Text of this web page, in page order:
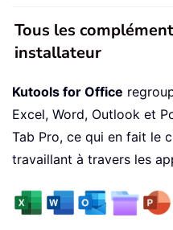
Tous les
installateur
Kutools for Office
Excel, Word, Outlook et
Tab Pro, ce qui en fait le
travaillant à travers les